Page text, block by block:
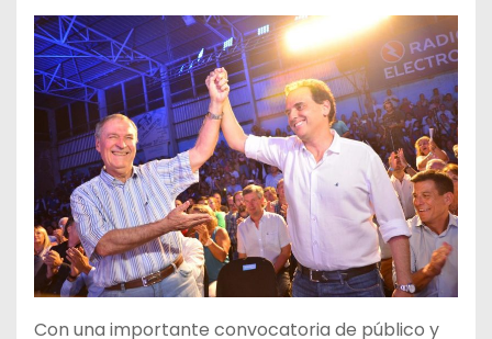
Con una importante convocatoria de público y